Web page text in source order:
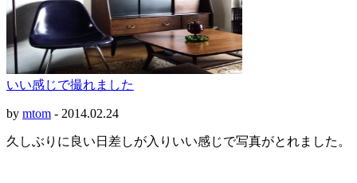
いい感じで撮れました
by mtom - 2014.02.24
久しぶりに良い日差しが入りいい感じで写真がとれました。